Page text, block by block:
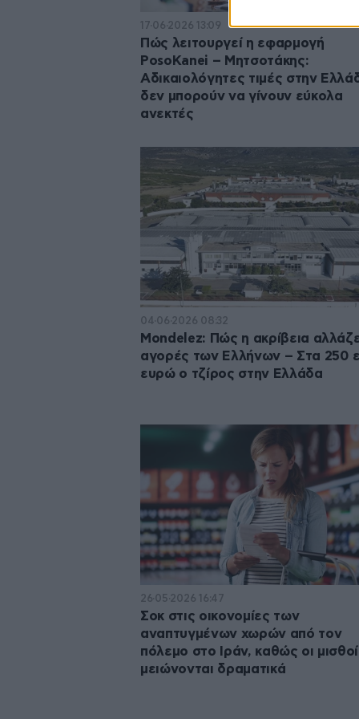
17·06·2026 13:09
Πώς λειτουργεί η εφαρμογή
PosoKanei – Μητσοτάκης:
Αδικαιολόγητες τιμές στην
δεν μπορούν να γίνουν εύκολα
ανεκτές
04·06·2026 08:32
Mondelez: Πώς η ακρίβεια
αγορές των Ελλήνων – Στα 250
ευρώ ο τζίρος στην Ελλάδα
26·05·2026 16:47
Σοκ στις οικονομίες των
αναπτυγμένων χωρών από τον
πόλεμο στο Ιράν, καθώς οι μισθοί
μειώνονται δραματικά